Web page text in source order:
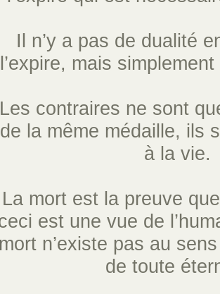
Il n’y a pas de dualité
l’expire, mais
Les contraires ne sont
de la même médaille, ils
à la vie.
La mort est la preuve
est une vue de
mort n’existe pas au
de toute